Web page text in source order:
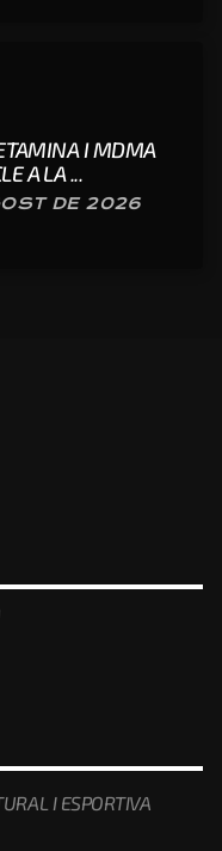
I MDMA
A LA ...
DE 2026
I ESPORTIVA